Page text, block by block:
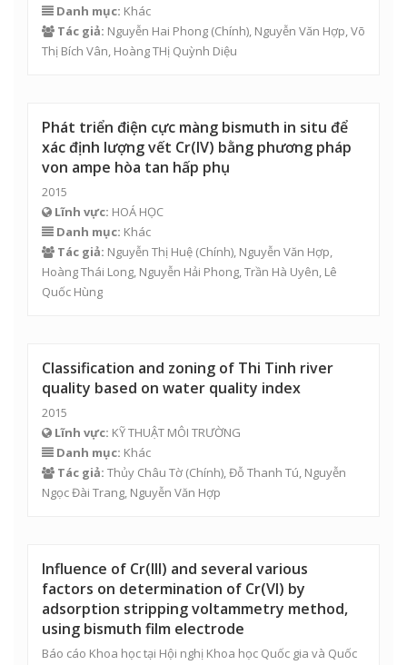
Danh mục: Khác
Tác giả: Nguyễn Hai Phong (Chính), Nguyễn Văn Hợp,Võ
Thị Bích Vân, Hoàng THị Quỳnh Diệu
Phát triển điện cực màng bismuth in situ để
xác định lượng vết Cr(IV) bằng phương pháp
von ampe hòa tan hấp phụ
2015
Lĩnh vực: HOÁ HỌC
Danh mục: Khác
Tác giả: Nguyễn Thị Huệ (Chính), Nguyễn Văn Hợp,
Hoàng Thái Long, Nguyễn Hải Phong, Trần Hà Uyên, Lê
Quốc Hùng
Classification and zoning of Thi Tinh river
quality based on water quality index
2015
Lĩnh vực: KỸ THUẬT MÔI TRƯỜNG
Danh mục: Khác
Tác giả: Thủy Châu Tờ (Chính), Đỗ Thanh Tú, Nguyễn
Ngọc Đài Trang, Nguyễn Văn Hợp
Influence of Cr(III) and several various
factors on determination of Cr(VI) by
adsorption stripping voltammetry method,
using bismuth film electrode
Báo cáo Khoa học tại Hội nghị Khoa học Quốc gia và Quốc